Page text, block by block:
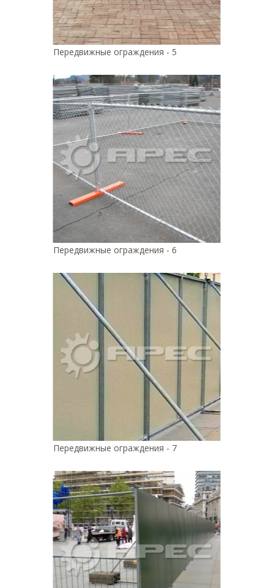
Передвижные ограждения - 5
Передвижные ограждения - 6
Передвижные ограждения - 7